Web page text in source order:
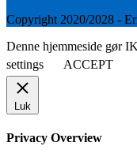
Copyright 2020/2028 -
Denne hjemmeside gør
settings
ACCEPT
Luk
Privacy Overview